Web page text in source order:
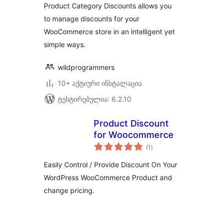
Product Category Discounts allows you
to manage discounts for your
WooCommerce store in an intelligent yet
simple ways.
wildprogrammers
10+ აქტიური ინსტალაცია
ტესტირებულია: 6.2.10
Product Discount
for Woocommerce
(1 საერთო
რეიტინგი
)
Easily Control / Provide Discount On Your
WordPress WooCommerce Product and
change pricing.